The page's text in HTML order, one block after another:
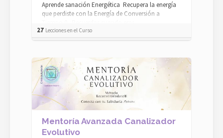
Aprende sanación Energética Recupera la energía
que perdiste con la Energía de Conversión a
27 Lecciones en el Curso
Mentoría Avanzada Canalizador
Evolutivo